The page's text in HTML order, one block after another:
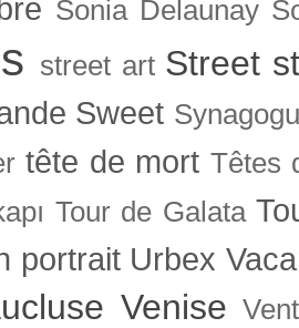
Sonia Delaunay
street art Street
Sweet
tête de mort Têtes
Tour de Galata
portrait Urbex
Venise